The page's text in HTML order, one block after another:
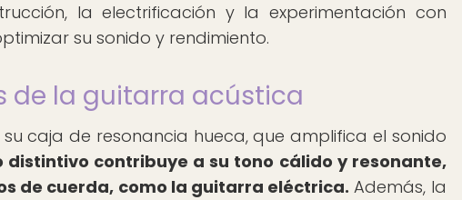
la electrificación y la experimentación con
su sonido y rendimiento.
de la guitarra acústica
caja de resonancia hueca, que amplifica el sonido
distintivo contribuye a su tono cálido y resonante,
de cuerda, como la guitarra eléctrica. Además, la